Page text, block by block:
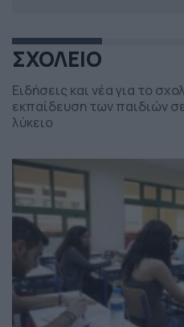
ΣΧΟΛΕΙΟ
Ειδήσεις και νέα για το
εκπαίδευση των παιδιών
λύκειο